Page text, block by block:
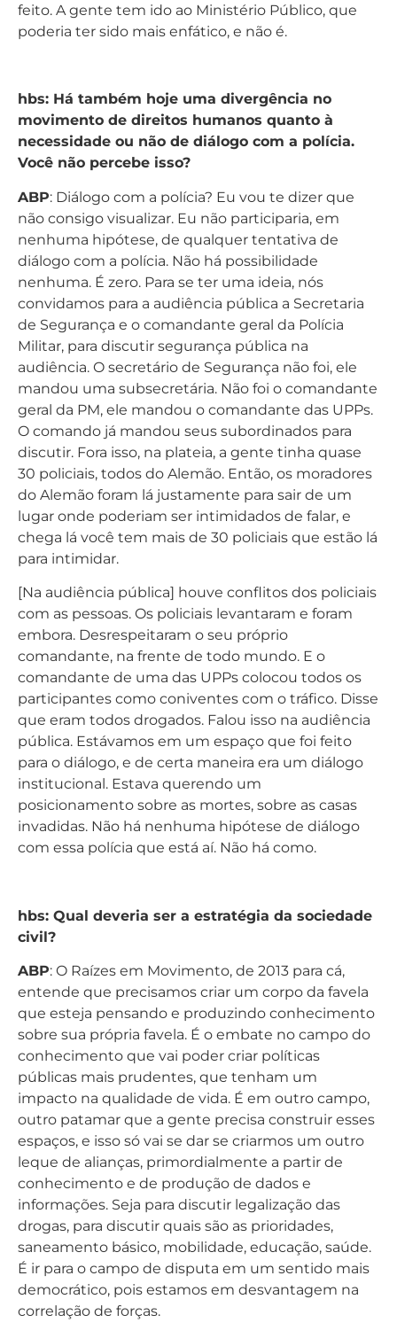
feito. A gente tem ido ao Ministério Público, que
poderia ter sido mais enfático, e não é.
hbs: Há também hoje uma divergência no
movimento de direitos humanos quanto à
necessidade ou não de diálogo com a polícia.
Você não percebe isso?
ABP: Diálogo com a polícia? Eu vou te dizer que
não consigo visualizar. Eu não participaria, em
nenhuma hipótese, de qualquer tentativa de
diálogo com a polícia. Não há possibilidade
nenhuma. É zero. Para se ter uma ideia, nós
convidamos para a audiência pública a Secretaria
de Segurança e o comandante geral da Polícia
Militar, para discutir segurança pública na
audiência. O secretário de Segurança não foi, ele
mandou uma subsecretária. Não foi o comandante
geral da PM, ele mandou o comandante das UPPs.
O comando já mandou seus subordinados para
discutir. Fora isso, na plateia, a gente tinha quase
30 policiais, todos do Alemão. Então, os moradores
do Alemão foram lá justamente para sair de um
lugar onde poderiam ser intimidados de falar, e
chega lá você tem mais de 30 policiais que estão lá
para intimidar.
[Na audiência pública] houve conflitos dos policiais
com as pessoas. Os policiais levantaram e foram
embora. Desrespeitaram o seu próprio
comandante, na frente de todo mundo. E o
comandante de uma das UPPs colocou todos os
participantes como coniventes com o tráfico. Disse
que eram todos drogados. Falou isso na audiência
pública. Estávamos em um espaço que foi feito
para o diálogo, e de certa maneira era um diálogo
institucional. Estava querendo um
posicionamento sobre as mortes, sobre as casas
invadidas. Não há nenhuma hipótese de diálogo
com essa polícia que está aí. Não há como.
hbs: Qual deveria ser a estratégia da sociedade
civil?
ABP: O Raízes em Movimento, de 2013 para cá,
entende que precisamos criar um corpo da favela
que esteja pensando e produzindo conhecimento
sobre sua própria favela. É o embate no campo do
conhecimento que vai poder criar políticas
públicas mais prudentes, que tenham um
impacto na qualidade de vida. É em outro campo,
outro patamar que a gente precisa construir esses
espaços, e isso só vai se dar se criarmos um outro
leque de alianças, primordialmente a partir de
conhecimento e de produção de dados e
informações. Seja para discutir legalização das
drogas, para discutir quais são as prioridades,
saneamento básico, mobilidade, educação, saúde.
É ir para o campo de disputa em um sentido mais
democrático, pois estamos em desvantagem na
correlação de forças.